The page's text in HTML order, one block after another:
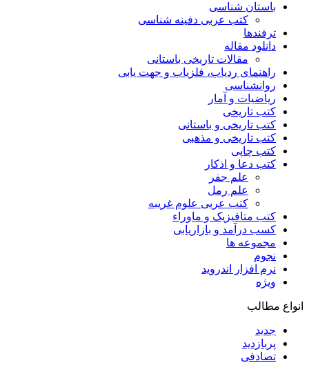
باستان شناسی
کتب عربی دفینه شناسی
ترفندها
دانلود مقاله
مقالات تاریخی باستانی
راهنمای ردیاب، فلزیاب و جهت یابی
روانشناسی
ریاضیات و آمار
کتب تاریخی
کتب تاریخی و باستانی
کتب تاریخی و مذهبی
کتب چاپی
کتب دعا و اذکار
علم جفر
علم رمل
کتب عربی علوم غریبه
کتب متافیزیک و ماوراء
کسب درآمد و بازاریابی
مجموعه ها
نجوم
نرم افزار اندروید
ویژه
انواع مطالب
جدید
پربازدید
تصادفی